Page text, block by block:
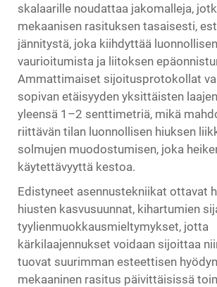
skalaarille noudattaa jakomalleja,
mekaanisen rasituksen tasaisesti,
jännitystä, joka kiihdyttää
vaurioitumista ja liitoksen
Ammattimaiset sijoitusprotokollat
sopivan etäisyyden yksittäisten
yleensä 1–2 senttimetriä, mikä
riittävän tilan luonnollisen hiuksen
solmujen muodostumisen, joka
käytettävyyttä kestoa.
Edistyneet asennustekniikat ottavat
hiusten kasvusuunnat, kihartumien
tyylienmuokkausmieltymykset, jotta
kärkilaajennukset voidaan sijoittaa
tuovat suurimman esteettisen
mekaaninen rasitus päivittäisissä